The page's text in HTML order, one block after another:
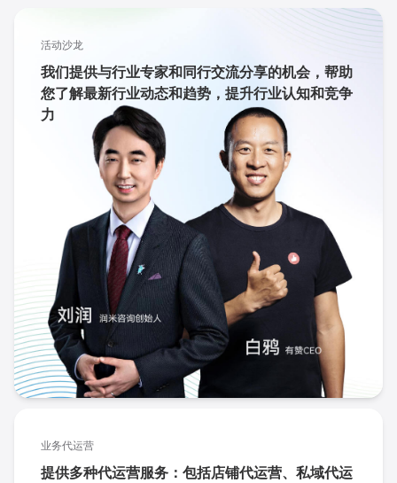
活动沙龙
我们提供与行业专家和同行交流分享的机会，帮助
您了解最新行业动态和趋势，提升行业认知和竞争
力
业务代运营
提供多种代运营服务：包括店铺代运营、私域代运